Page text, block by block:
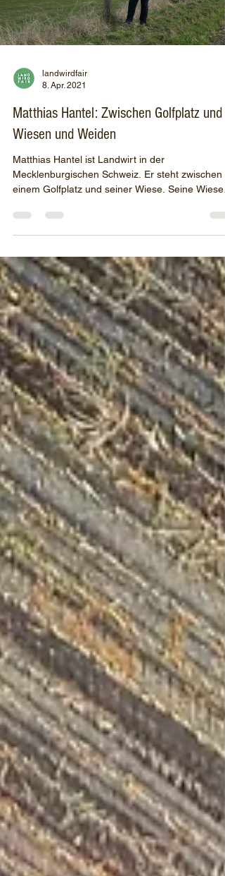
landwirdfair
8. Apr. 2021
Matthias Hantel: Zwischen Golfplatz und
Wiesen und Weiden
Matthias Hantel ist Landwirt in der
Mecklenburgischen Schweiz. Er steht zwischen
einem Golfplatz und seiner Wiese. Seine Wiese